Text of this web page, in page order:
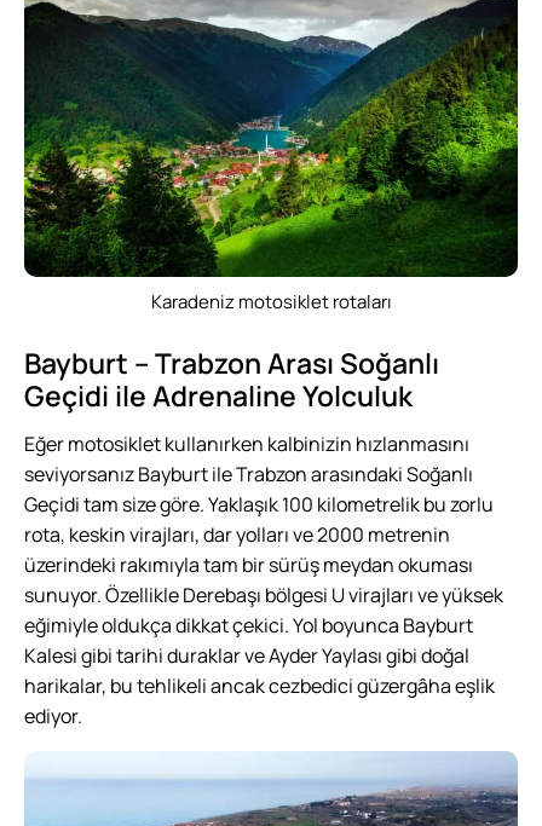
Karadeniz motosiklet rotaları
Bayburt – Trabzon Arası Soğanlı
Geçidi ile Adrenaline Yolculuk
Eğermotosikletkullanırken kalbinizin hızlanmasını
seviyorsanız Bayburt ile Trabzon arasındaki Soğanlı
Geçidi tam size göre. Yaklaşık 100 kilometrelik bu zorlu
rota, keskin virajları, dar yolları ve 2000 metrenin
üzerindeki rakımıyla tam bir sürüş meydan okuması
sunuyor. Özellikle Derebaşı bölgesi U virajları ve yüksek
eğimiyle oldukça dikkat çekici. Yol boyunca Bayburt
Kalesi gibi tarihi duraklar ve Ayder Yaylası gibi doğal
harikalar, bu tehlikeli ancak cezbedici güzergâha eşlik
ediyor.